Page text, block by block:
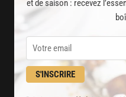
et de saison : recevez
S'INSCRIRE
Des nouveautés
disponibles chaque
Stop pub
un service garanti